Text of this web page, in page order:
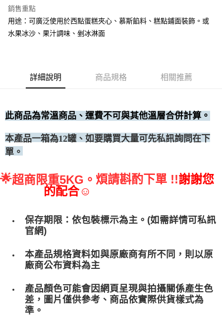
運送方式
• 付款後全家取貨
每筆NT$60，滿NT$699(含以上)免運費
(請點開選項勾選)
銷售重點
用途：可廣泛使用於西點蛋糕夾心、慕斯餡料、糕點鋪面裝飾。或
水果冰沙、果汁調味、剉冰淋面
詳細說明 商品規格 相關推薦
此商品為常溫商品、運費不可與其他溫層合併計算。
本產品一箱為12罐、如要購買大量可先私訊詢問在下
單。
🌟超商限重5KG。 煩請斟酌下單 !!謝謝您
的配合☺
保存期限：依包裝標示為主。(如需詳情可私訊
官網)
本產品規格資料如與原廠商有所不同，則以原
廠商公布資料為主
產品顏色可能會因網頁呈現與拍攝關係產生色
差，圖片僅供參考、商品依實際供貨樣式為
準。